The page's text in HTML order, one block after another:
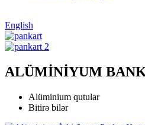
English
ALÜMİNİYUM
Alüminium qutular
Bitirə bilər